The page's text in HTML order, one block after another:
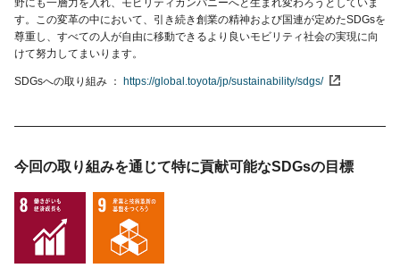
野にも一層力を入れ、モビリティカンパニーへと生まれ変わろうとしていま
す。この変革の中において、引き続き創業の精神および国連が定めたSDGsを
尊重し、すべての人が自由に移動できるより良いモビリティ社会の実現に向
けて努力してまいります。
SDGsへの取り組み https://global.toyota/jp/sustainability/sdgs/
今回の取り組みを通じて特に貢献可能なSDGsの目標